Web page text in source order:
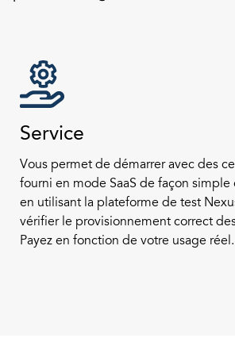
Service
Vous permet de démarrer avec des
fourni en mode SaaS de façon simple
en utilisant la plateforme de test
vérifier le provisionnement correct
Payez en fonction de votre usage réel.